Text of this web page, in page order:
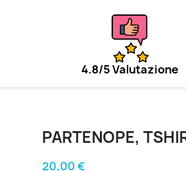
4.8/5 Valutazione
PARTENOPE,
20,00 €